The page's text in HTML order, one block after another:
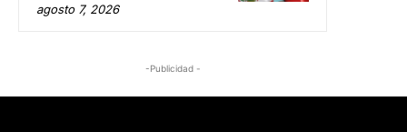
agosto 7, 2026
-Publicidad -